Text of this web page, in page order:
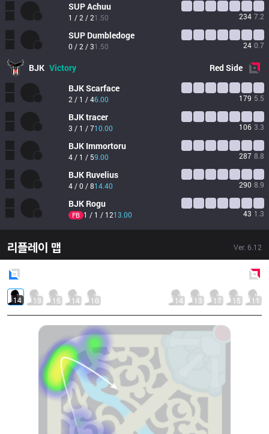
SUPAchuu
1 / 2 / 21.50 234 7.2
SUP Dumbledoge
0 / 2 / 31.50 24 0.7
BJK Victory RedSide
BJKScarface
2 / 1 / 46.00 179 5.5
BJKtracer
3 / 1 / 710.00 106 3.3
BJK Immortoru
4 / 1 / 59.00 287 8.8
BJK Ruvelius
4 / 0 / 814.40 290 8.9
BJK Rogu
FB 1 / 1 / 1213.00 43 1.3
리플레이 맵 Ver. 6.12
14 13 15 14 10 14 13 17 15 11